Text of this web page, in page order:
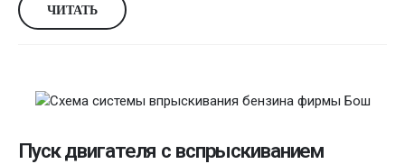
ЧИТАТЬ
Пуск двигателя с вспрыскиванием